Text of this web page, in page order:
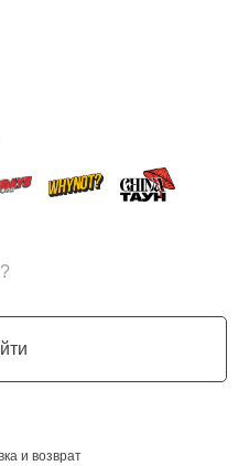
и возврат